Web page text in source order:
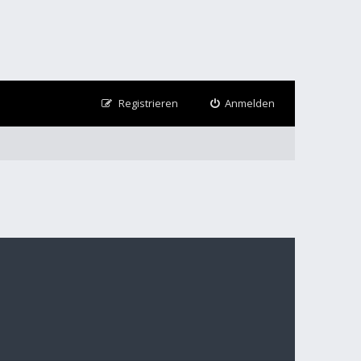
Anmelden
Registrieren